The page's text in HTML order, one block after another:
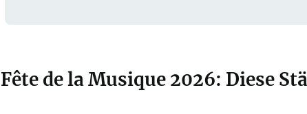
Fête de la Musique 2026: Diese